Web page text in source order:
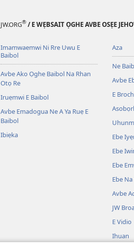
JW.ORG® / E WẸBSAIT ỌGHE AVBE OSẸE
Imamwaemwi Ni Rre Uwu E
Baibol
Avbe Ako Ọghe Baibol Na Rhan
Otọ Re
Iruẹmwi E Baibol
Avbe Emadogua Ne A Ya Ruẹ E
Baibol
Ibiẹka
Aza
Ne
Avbe
E
Ebe
Ebe
Ebe
Ebe
Avbe
JW
E Vidio
Ihuan